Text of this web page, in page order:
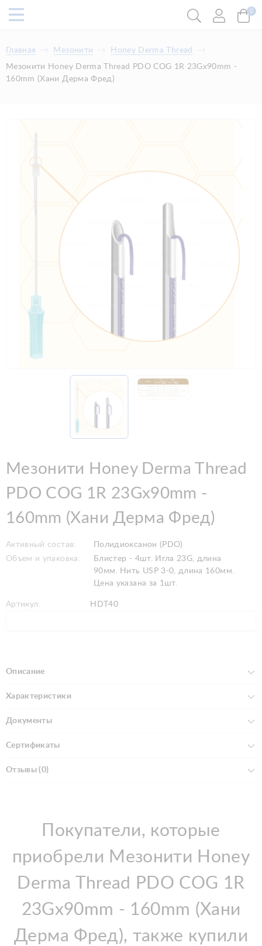
0
Главная Мезонити
Honey Derma Thread
Мезонити Honey Derma Thread PDO COG 1R 23Gx90mm -
160mm (Хани Дерма Фред)
Мезонити Honey Derma Thread
PDO COG 1R 23Gx90mm -
160mm (Хани Дерма Фред)
Активный состав:
Полидиоксанон (PDO)
Объем и упаковка:
Блистер - 4шт. Игла 23G, длина
90мм. Нить USP 3-0, длина 160мм.
Цена указана за 1шт.
Артикул: HDT40
Описание
Характеристики
Документы
Сертификаты
Отзывы (0)
Покупатели, которые
приобрели Мезонити Honey
Derma Thread PDO COG 1R
23Gx90mm - 160mm (Хани
Дерма Фред), также купили